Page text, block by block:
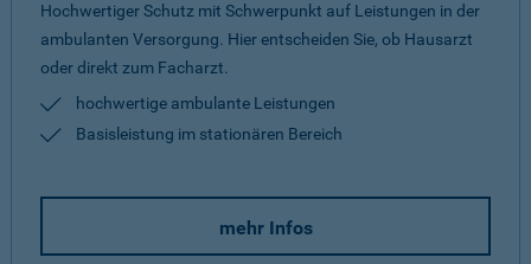
Hochwertiger Schutz mit Schwerpunkt auf Leistungen in der
ambulanten Versorgung. Hier entscheiden Sie, ob Hausarzt
oder direkt zum Facharzt.
hochwertige ambulante Leistungen
Basisleistung im stationären Bereich
mehr Infos